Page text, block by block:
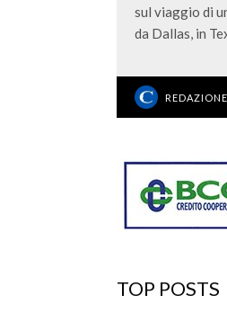
sul viaggio di
da Dallas, in
REDAZIONE
TOP POSTS